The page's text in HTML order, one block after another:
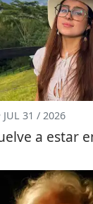
31 / 2026
a estar